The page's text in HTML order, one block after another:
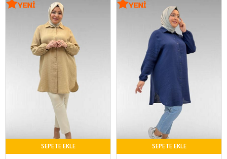
SEPETE EKLE SEPETE EKLE